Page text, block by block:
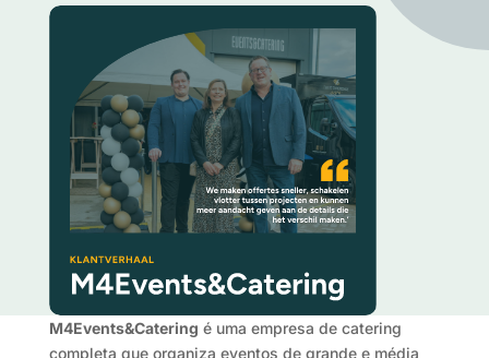
M4Events&Catering é uma empresa de catering
completa que organiza eventos de grande e média